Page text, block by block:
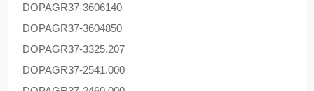
DOPAGR37-3606140
DOPAGR37-3604850
DOPAGR37-3325.207
DOPAGR37-2541.000